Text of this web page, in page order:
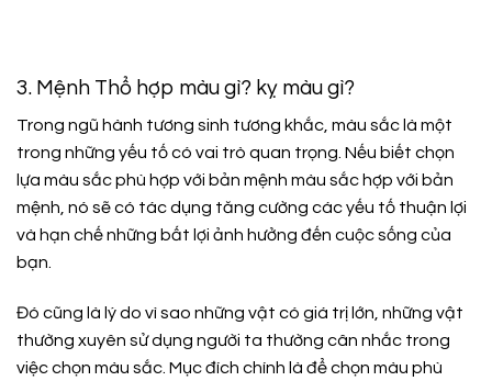
3. Mệnh Thổ hợp màu gì? kỵ màu gì?
Trong ngũ hành tương sinh tương khắc, màu sắc là một
trong những yếu tố có vai trò quan trọng. Nếu biết chọn
lựa màu sắc phù hợp với bản mệnh màu sắc hợp với bản
mệnh, nó sẽ có tác dụng tăng cường các yếu tố thuận lợi
và hạn chế những bất lợi ảnh hưởng đến cuộc sống của
bạn.
Đó cũng là lý do vì sao những vật có giá trị lớn, những vật
thường xuyên sử dụng người ta thường cân nhắc trong
việc chọn màu sắc. Mục đích chính là để chọn màu phù